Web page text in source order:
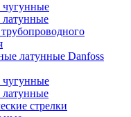
латунные Danfoss
стрелки